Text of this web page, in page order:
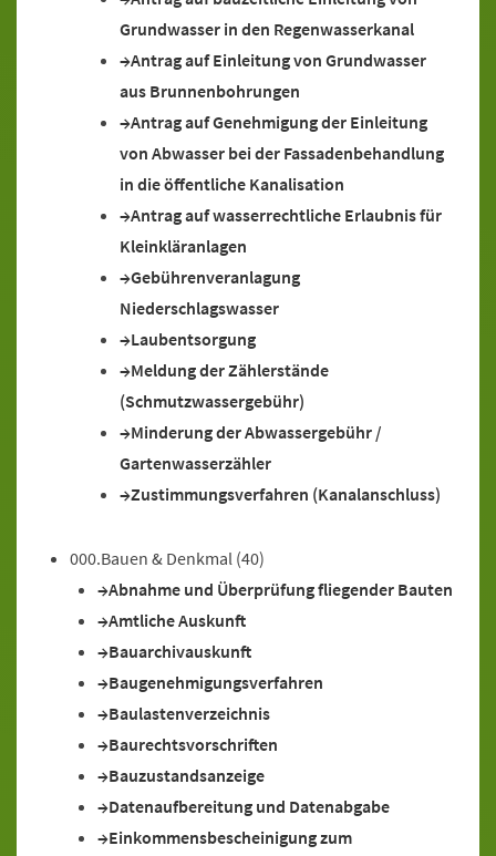
Grundwasser in den Regenwasserkanal
Antrag auf Einleitung von Grundwasser
aus Brunnenbohrungen
Antrag auf Genehmigung der Einleitung
von Abwasser bei der Fassadenbehandlung
in die öffentliche Kanalisation
Antrag auf wasserrechtliche Erlaubnis für
Kleinkläranlagen
Gebührenveranlagung
Niederschlagswasser
Laubentsorgung
Meldung der Zählerstände
(Schmutzwassergebühr)
Minderung der Abwassergebühr /
Gartenwasserzähler
Zustimmungsverfahren (Kanalanschluss)
000.Bauen & Denkmal (40)
Abnahme und Überprüfung fliegender Bauten
Amtliche Auskunft
Bauarchivauskunft
Baugenehmigungsverfahren
Baulastenverzeichnis
Baurechtsvorschriften
Bauzustandsanzeige
Datenaufbereitung und Datenabgabe
Einkommensbescheinigung zum